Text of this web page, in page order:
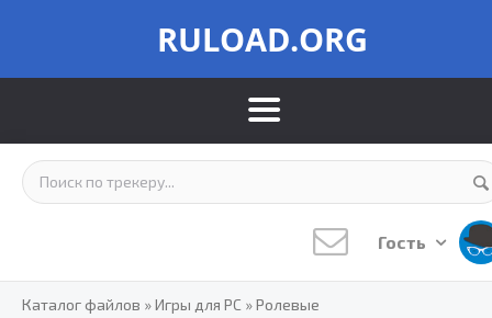
RULOAD.ORG
Гость
Каталог файлов »Игры для PC »Ролевые